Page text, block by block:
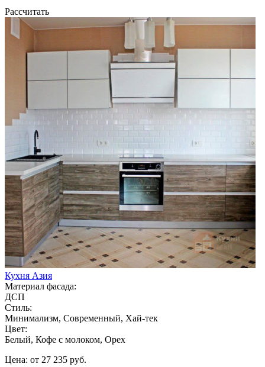
Рассчитать
Кухня Азия
Материал фасада:
ДСП
Стиль:
Минимализм, Современный, Хай-тек
Цвет:
Белый, Кофе с молоком, Орех
Цена: от 27 235 руб.